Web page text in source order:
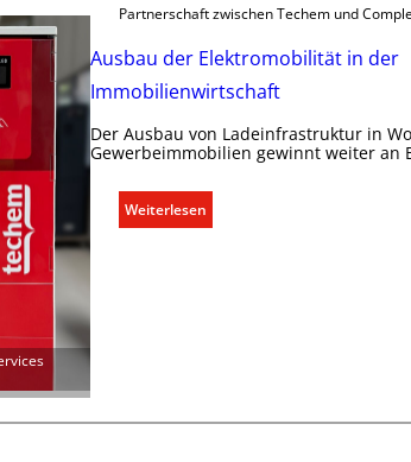
a
r
f
s
e
e
c
s
r
k
m
u
k
t
Partnerschaft zwischen Techem und
Ausbau der Elektromobilität in der
Immobilienwirtschaft
Der Ausbau von Ladeinfrastruktur in
Gewerbeimmobilien gewinnt weiter an
Weiterlesen:
A